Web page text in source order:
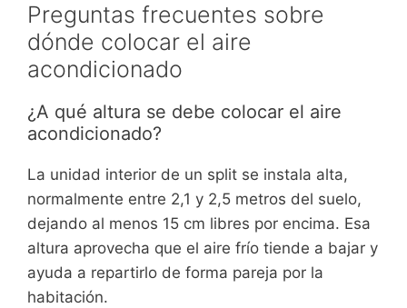
Preguntas frecuentes sobre
dónde colocar el aire
acondicionado
¿A qué altura se debe colocar el aire
acondicionado?
La unidad interior de un split se instala alta,
normalmente entre 2,1 y 2,5 metros del suelo,
dejando al menos 15 cm libres por encima. Esa
altura aprovecha que el aire frío tiende a bajar y
ayuda a repartirlo de forma pareja por la
habitación.